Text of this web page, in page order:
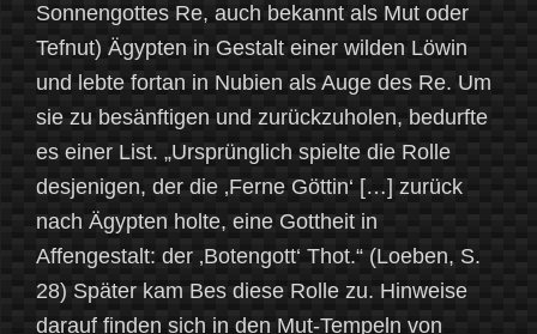
Sonnengottes Re, auch bekannt als Mut oder
Tefnut) Ägypten in Gestalt einer wilden Löwin
und lebte fortan in Nubien als Auge des Re. Um
sie zu besänftigen und zurückzuholen, bedurfte
es einer List. „Ursprünglich spielte die Rolle
desjenigen, der die ‚Ferne Göttin‘ […] zurück
nach Ägypten holte, eine Gottheit in
Affengestalt: der ‚Botengott‘ Thot.“ (Loeben, S.
28) Später kam Bes diese Rolle zu. Hinweise
darauf finden sich in den Mut-Tempeln von